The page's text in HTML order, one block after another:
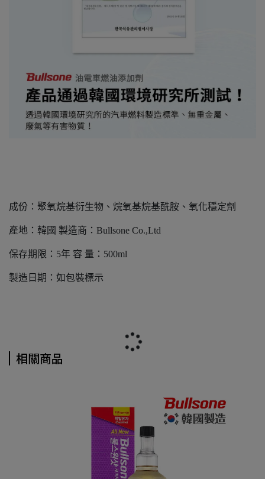
成份：聚氧烷基衍生物、烷氧基烷基酰胺、氧化穩定劑
產地：韓國 製造商：Bullsone Co.,Ltd
保存期限：5年 容 量：500ml
製造日期：如包裝標示
相關商品